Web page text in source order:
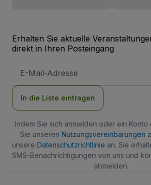
Erhalten Sie aktuelle
direkt in Ihren Posteingang
Mail-
In die Liste eintragen
Indem Sie sich anmelden oder ein Konto
Sie unseren Nutzungsvereinbarungen
unsere Datenschutzrichtlinie an. Sie
SMS-Benachrichtigungen von uns und
abmelden.